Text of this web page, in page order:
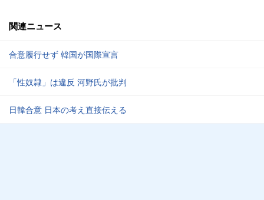
関連ニュース
合意履行せず 韓国が国際宣言
「性奴隷」は違反 河野氏が批判
日韓合意 日本の考え直接伝える